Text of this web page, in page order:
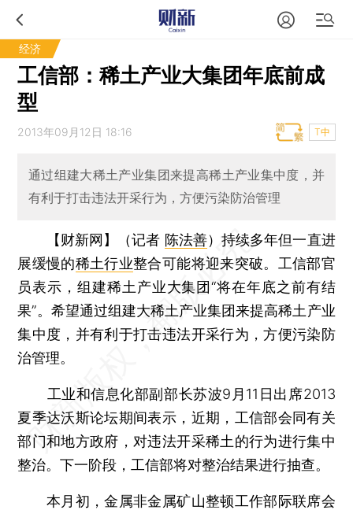
经济
工信部：稀土产业大集团年底前成
型
2013年09月12日 18:16 T中
通过组建大稀土产业集团来提高稀土产业集中度，并
有利于打击违法开采行为，方便污染防治管理
【财新网】（记者 陈法善） 持续多年但一直进
展缓慢的稀土行业整合可能将迎来突破。工信部官
员表示，组建稀土产业大集团“将在年底之前有结
果”。希望通过组建大稀土产业集团来提高稀土产业
集中度，并有利于打击违法开采行为，方便污染防
治管理。
工业和信息化部副部长苏波9月11日出席2013
夏季达沃斯论坛期间表示，近期，工信部会同有关
部门和地方政府，对违法开采稀土的行为进行集中
整治。下一阶段，工信部将对整治结果进行抽查。
本月初，金属非金属矿山整顿工作部际联席会